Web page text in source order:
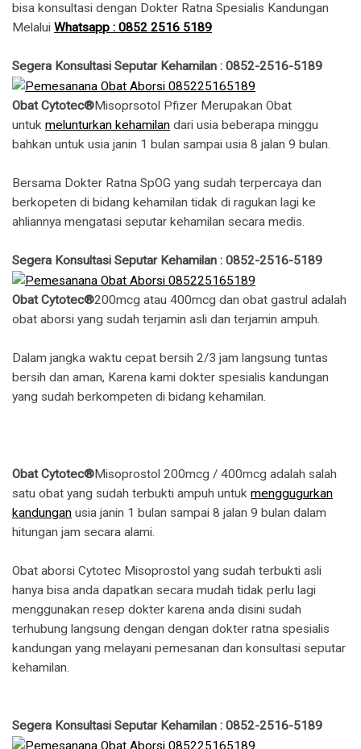
bisa konsultasi dengan Dokter Ratna Spesialis Kandungan
Melalui Whatsapp : 0852 2516 5189
Segera Konsultasi Seputar Kehamilan : 0852-2516-5189
Obat Cytotec®Misoprsotol Pfizer Merupakan Obat
untuk melunturkan kehamilan dari usia beberapa minggu
bahkan untuk usia janin 1 bulan sampai usia 8 jalan 9 bulan.
Bersama Dokter Ratna SpOG yang sudah terpercaya dan
berkopeten di bidang kehamilan tidak di ragukan lagi ke
ahliannya mengatasi seputar kehamilan secara medis.
Segera Konsultasi Seputar Kehamilan : 0852-2516-5189
Obat Cytotec®200mcg atau 400mcg dan obat gastrul adalah
obat aborsi yang sudah terjamin asli dan terjamin ampuh.
Dalam jangka waktu cepat bersih 2/3 jam langsung tuntas
bersih dan aman, Karena kami dokter spesialis kandungan
yang sudah berkompeten di bidang kehamilan.
Obat Cytotec®Misoprostol 200mcg / 400mcg adalah salah
satu obat yang sudah terbukti ampuh untuk menggugurkan
kandungan usia janin 1 bulan sampai 8 jalan 9 bulan dalam
hitungan jam secara alami.
Obat aborsi Cytotec Misoprostol yang sudah terbukti asli
hanya bisa anda dapatkan secara mudah tidak perlu lagi
menggunakan resep dokter karena anda disini sudah
terhubung langsung dengan dengan dokter ratna spesialis
kandungan yang melayani pemesanan dan konsultasi seputar
kehamilan.
Segera Konsultasi Seputar Kehamilan : 0852-2516-5189